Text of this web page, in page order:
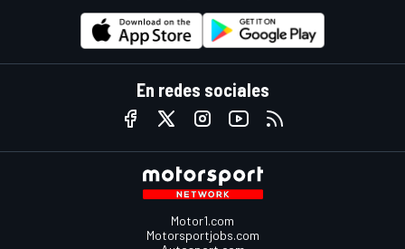
En redes sociales
Motor1.com
Motorsportjobs.com